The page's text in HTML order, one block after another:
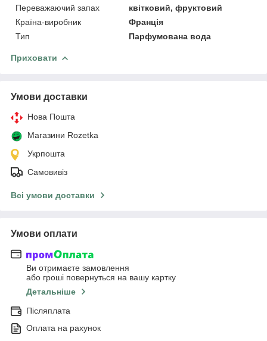
Переважаючий запах
квітковий, фруктовий
Країна-виробник
Франція
Тип
Парфумована вода
Приховати
Умови доставки
Нова Пошта
Магазини Rozetka
Укрпошта
Самовивіз
Всі умови доставки
Умови оплати
Ви отримаєте замовлення
або гроші повернуться на вашу картку
Детальніше
Післяплата
Оплата на рахунок